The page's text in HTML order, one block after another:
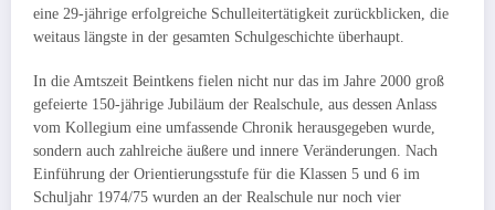
eine 29-jährige erfolgreiche Schulleitertätigkeit zurückblicken, die
weitaus längste in der gesamten Schulgeschichte überhaupt.
In die Amtszeit Beintkens fielen nicht nur das im Jahre 2000 groß
gefeierte 150-jährige Jubiläum der Realschule, aus dessen Anlass
vom Kollegium eine umfassende Chronik herausgegeben wurde,
sondern auch zahlreiche äußere und innere Veränderungen. Nach
Einführung der Orientierungsstufe für die Klassen 5 und 6 im
Schuljahr 1974/75 wurden an der Realschule nur noch vier